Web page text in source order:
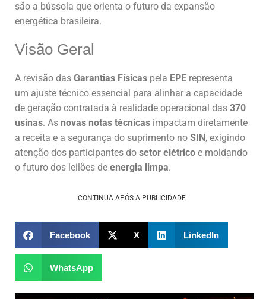
são a bússola que orienta o futuro da expansão
energética brasileira.
Visão Geral
A revisão das Garantias Físicas pela EPE representa
um ajuste técnico essencial para alinhar a capacidade
de geração contratada à realidade operacional das 370
usinas. As novas notas técnicas impactam diretamente
a receita e a segurança do suprimento no SIN , exigindo
atenção dos participantes do setor elétrico e moldando
o futuro dos leilões de energia limpa.
CONTINUA APÓS A PUBLICIDADE
Facebook X LinkedIn
WhatsApp